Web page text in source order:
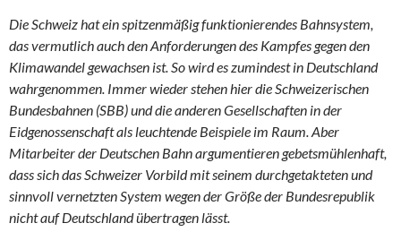
Die Schweiz hat ein spitzenmäßig funktionierendes Bahnsystem,
das vermutlich auch den Anforderungen des Kampfes gegen den
Klimawandel gewachsen ist. So wird es zumindest in Deutschland
wahrgenommen. Immer wieder stehen hier die Schweizerischen
Bundesbahnen (SBB) und die anderen Gesellschaften in der
Eidgenossenschaft als leuchtende Beispiele im Raum. Aber
Mitarbeiter der Deutschen Bahn argumentieren gebetsmühlenhaft,
dass sich das Schweizer Vorbild mit seinem durchgetakteten und
sinnvoll vernetzten System wegen der Größe der Bundesrepublik
nicht auf Deutschland übertragen lässt.